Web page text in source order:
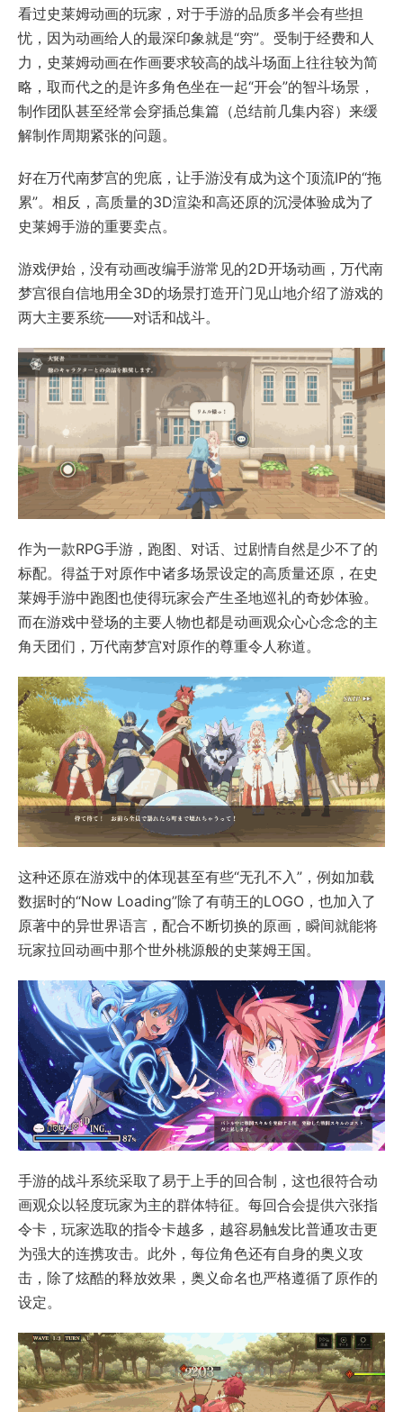
看过史莱姆动画的玩家，对于手游的品质多半会有些担
忧，因为动画给人的最深印象就是“穷”。受制于经费和人
力，史莱姆动画在作画要求较高的战斗场面上往往较为简
略，取而代之的是许多角色坐在一起“开会”的智斗场景，
制作团队甚至经常会穿插总集篇（总结前几集内容）来缓
解制作周期紧张的问题。
好在万代南梦宫的兜底，让手游没有成为这个顶流IP的“拖
累”。相反，高质量的3D渲染和高还原的沉浸体验成为了
史莱姆手游的重要卖点。
游戏伊始，没有动画改编手游常见的2D开场动画，万代南
梦宫很自信地用全3D的场景打造开门见山地介绍了游戏的
两大主要系统——对话和战斗。
作为一款RPG手游，跑图、对话、过剧情自然是少不了的
标配。得益于对原作中诸多场景设定的高质量还原，在史
莱姆手游中跑图也使得玩家会产生圣地巡礼的奇妙体验。
而在游戏中登场的主要人物也都是动画观众心心念念的主
角天团们，万代南梦宫对原作的尊重令人称道。
这种还原在游戏中的体现甚至有些“无孔不入”，例如加载
数据时的“Now Loading”除了有萌王的LOGO，也加入了
原著中的异世界语言，配合不断切换的原画，瞬间就能将
玩家拉回动画中那个世外桃源般的史莱姆王国。
手游的战斗系统采取了易于上手的回合制，这也很符合动
画观众以轻度玩家为主的群体特征。每回合会提供六张指
令卡，玩家选取的指令卡越多，越容易触发比普通攻击更
为强大的连携攻击。此外，每位角色还有自身的奥义攻
击，除了炫酷的释放效果，奥义命名也严格遵循了原作的
设定。